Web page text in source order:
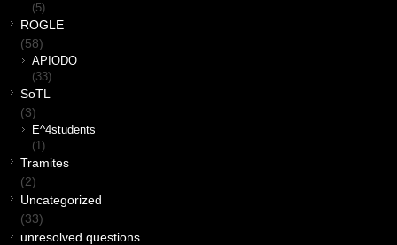
(5)
ROGLE
(58)
APIODO
(33)
SoTL
(3)
E^4students
(1)
Tramites
(2)
Uncategorized
(33)
unresolved questions